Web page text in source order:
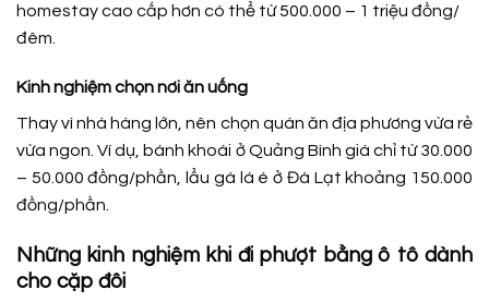
homestay cao cấp hơn có thể từ 500.000 – 1 triệu đồng/
đêm.
Kinh nghiệm chọn nơi ăn uống
Thay vì nhà hàng lớn, nên chọn quán ăn địa phương vừa rẻ
vừa ngon. Ví dụ, bánh khoái ở Quảng Bình giá chỉ từ 30.000
– 50.000 đồng/phần, lẩu gà lá é ở Đà Lạt khoảng 150.000
đồng/phần.
Những kinh nghiệm khi đi phượt bằng ô tô dành
cho cặp đôi